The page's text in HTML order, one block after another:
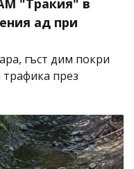
"Тракия" в
ад при
гъст дим покри
през